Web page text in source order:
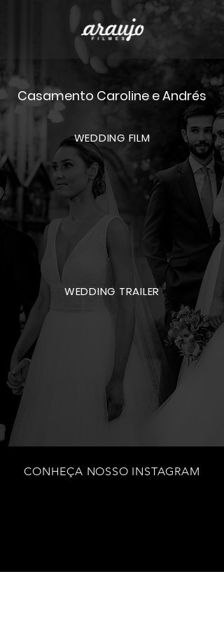
Casamento Caroline e Andrés
WEDDING FILM
WEDDING TRAILER
CONHEÇA NOSSO INSTAGRAM